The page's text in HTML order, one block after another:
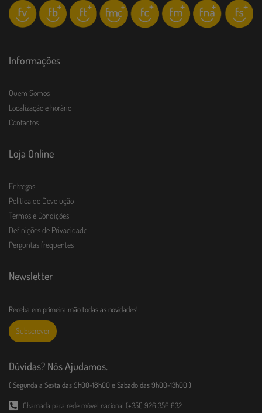
Informações
Quem Somos
Localização e horário
Contactos
Loja Online
Entregas
Política de Devolução
Termos e Condições
Definições de Privacidade
Perguntas frequentes
Newsletter
Receba em primeira mão todas as novidades!
Subscrever
Dúvidas? Nós Ajudamos.
( Segunda a Sexta das 9h00-18h00 e Sábado das 9h00-13h00 )
Chamada para rede móvel nacional (+351) 926 356 632